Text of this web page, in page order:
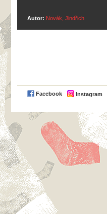
Autor: Novák, Jindřich
Facebook Instagram